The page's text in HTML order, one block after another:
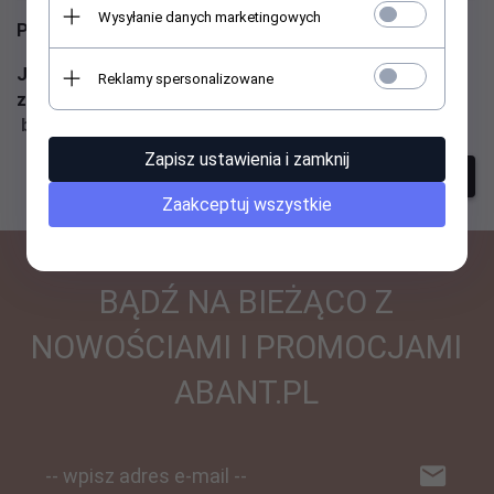
Podaj inne słowa i spróbuj raz jeszcze
Jeśli nadal masz problem z wyszukaniem produktu -
zadzwoń do nas ☎ 513 059 007 lub napisz ✉
biuro@abant.pl
szukanie zaawansowane
BĄDŹ NA BIEŻĄCO Z
NOWOŚCIAMI I PROMOCJAMI
ABANT.PL
-- wpisz adres e-mail --
Wysyłanie danych marketingowych
Reklamy spersonalizowane
Zapisz ustawienia i zamknij
Zaakceptuj wszystkie